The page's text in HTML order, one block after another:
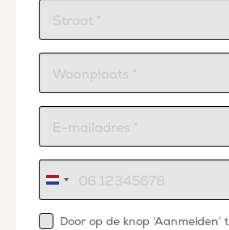
Nederland
+31
Door op de knop ‘Aanmelden’